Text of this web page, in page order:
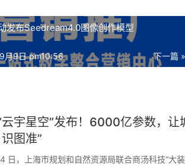
发布Seedream4.0图像创作模型
下一篇 »
月9日 pm10:56
宇星空”发布！6000亿参数，让
图准”
日，上海市规划和自然资源局联合商汤科技“大装